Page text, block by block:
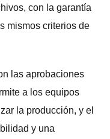
con la garantía
mismos criterios de
las aprobaciones
a los equipos
la producción, y el
y una